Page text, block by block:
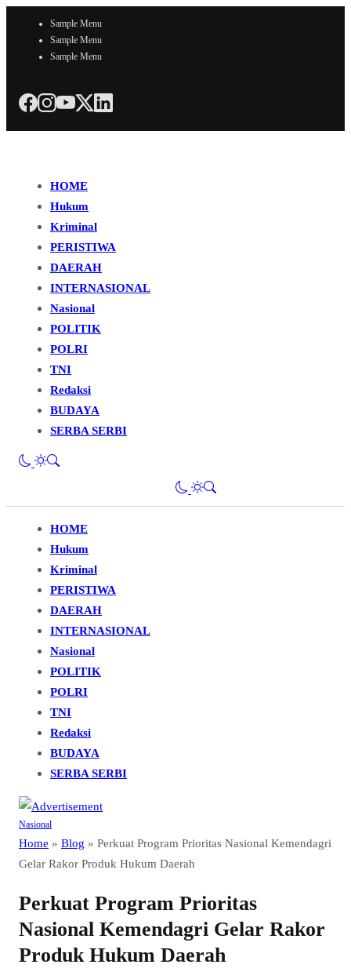
Sample Menu
Sample Menu
Sample Menu
HOME
Hukum
Kriminal
PERISTIWA
DAERAH
INTERNASIONAL
Nasional
POLITIK
POLRI
TNI
Redaksi
BUDAYA
SERBA SERBI
HOME
Hukum
Kriminal
PERISTIWA
DAERAH
INTERNASIONAL
Nasional
POLITIK
POLRI
TNI
Redaksi
BUDAYA
SERBA SERBI
Nasional
Home » Blog » Perkuat Program Prioritas Nasional Kemendagri
Gelar Rakor Produk Hukum Daerah
Perkuat Program Prioritas
Nasional Kemendagri Gelar Rakor
Produk Hukum Daerah